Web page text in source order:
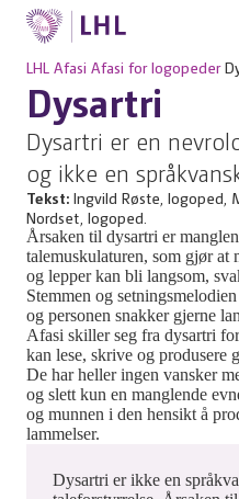
LHL Afasi Afasi for logopeder
Dysartri
Dysartri er en
og ikke en
Tekst: Ingvild Røste, logoped,
Nordset, logoped.
Årsaken til dysartri er
talemuskulaturen, som gjør at
og lepper kan bli langsom,
Stemmen og
og personen snakker gjerne
Afasi skiller seg fra dysartri
kan lese, skrive og produsere
De har heller ingen vansker
og slett kun en manglende
og munnen i den hensikt å
lammelser.
Dysartri er ikke en